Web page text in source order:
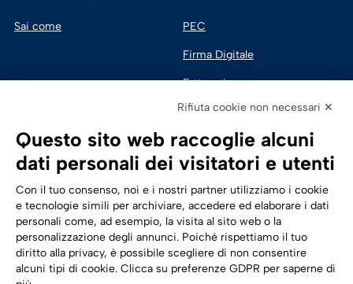
Sai come PEC
Firma Digitale
Fatturazione
Sicurezza Digitale
Cloud
Trasformazione digitale
Energia
Seguici su:
Rifiuta cookie non necessari ✕
Questo sito web raccoglie alcuni
dati personali dei visitatori e utenti
Con il tuo consenso, noi e i nostri partner utilizziamo i cookie
e tecnologie simili per archiviare, accedere ed elaborare i dati
personali come, ad esempio, la visita al sito web o la
personalizzazione degli annunci. Poiché rispettiamo il tuo
diritto alla privacy, è possibile scegliere di non consentire
alcuni tipi di cookie. Clicca su preferenze GDPR per saperne di